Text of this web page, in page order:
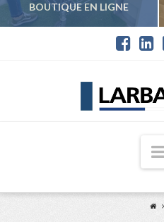
BOUTIQUE EN LIGNE
VOIR LES PRODUITS